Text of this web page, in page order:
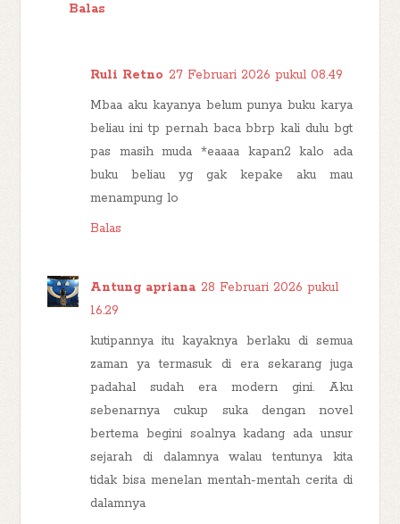
Balas
Ruli Retno 27 Februari 2026 pukul 08.49
Mbaa aku kayanya belum punya buku karya
beliau ini tp pernah baca bbrp kali dulu bgt
pas masih muda *eaaaa kapan2 kalo ada
buku beliau yg gak kepake aku mau
menampung lo
Balas
Antung apriana 28 Februari 2026 pukul
16.29
kutipannya itu kayaknya berlaku di semua
zaman ya termasuk di era sekarang juga
padahal sudah era modern gini. Aku
sebenarnya cukup suka dengan novel
bertema begini soalnya kadang ada unsur
sejarah di dalamnya walau tentunya kita
tidak bisa menelan mentah-mentah cerita di
dalamnya